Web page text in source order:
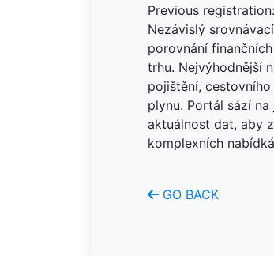
Previous
Nezávislý
porovnání
trhu. Nejvýhodnější
pojištění,
plynu. Portál sází
aktuálnost dat, aby
komplexních
GO BACK